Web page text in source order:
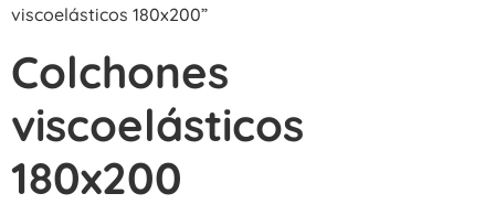
viscoelásticos 180x200”
Colchones
viscoelásticos
180x200